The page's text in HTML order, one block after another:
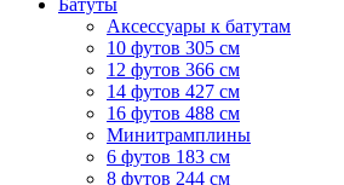
Батуты
Аксессуары к батутам
10 футов 305 см
12 футов 366 см
14 футов 427 см
16 футов 488 см
Минитрамплины
6 футов 183 см
8 футов 244 см